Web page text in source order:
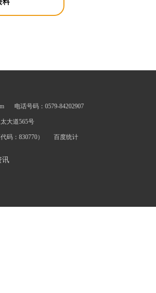
料
电话号码：0579-84202907
大道565号
代码：830770） 百度统计
讯